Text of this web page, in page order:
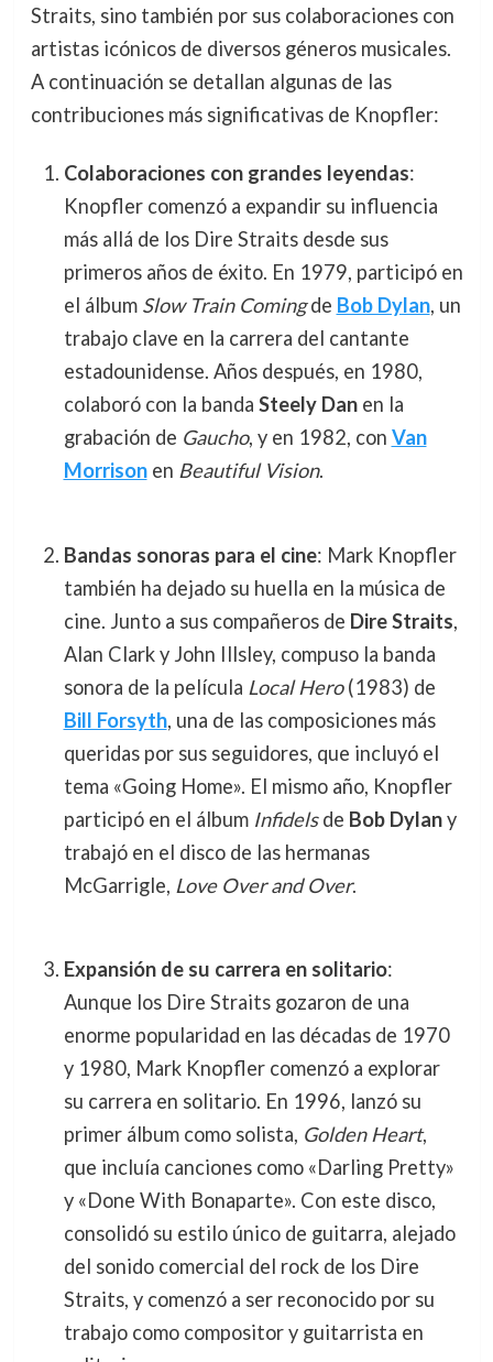
Straits, sino también por sus colaboraciones con
artistas icónicos de diversos géneros musicales.
A continuación se detallan algunas de las
contribuciones más significativas de Knopfler:
Colaboraciones con grandes leyendas:
Knopfler comenzó a expandir su influencia
más allá de los Dire Straits desde sus
primeros años de éxito. En 1979, participó en
el álbum Slow Train Comingde Bob Dylan, un
trabajo clave en la carrera del cantante
estadounidense. Años después, en 1980,
colaboró con la banda Steely Danen la
grabación de Gaucho, y en 1982, con Van
Morrisonen Beautiful Vision.
Bandas sonoras para el cine: Mark Knopfler
también ha dejado su huella en la música de
cine. Junto a sus compañeros de Dire Straits,
Alan Clark y John Illsley, compuso la banda
sonora de la película Local Hero(1983) de
Bill Forsyth, una de las composiciones más
queridas por sus seguidores, que incluyó el
tema «Going Home». El mismo año, Knopfler
participó en el álbum Infidelsde Bob Dylany
trabajó en el disco de las hermanas
McGarrigle, Love Over and Over.
Expansión de su carrera en solitario:
Aunque los Dire Straits gozaron de una
enorme popularidad en las décadas de 1970
y 1980, Mark Knopfler comenzó a explorar
su carrera en solitario. En 1996, lanzó su
primer álbum como solista, Golden Heart,
que incluía canciones como «Darling Pretty»
y «Done With Bonaparte». Con este disco,
consolidó su estilo único de guitarra, alejado
del sonido comercial del rock de los Dire
Straits, y comenzó a ser reconocido por su
trabajo como compositor y guitarrista en